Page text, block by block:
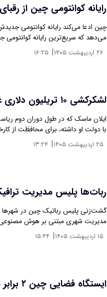
رایانه کوانتومی چین از
چین ادعا می‌کند رایانه کوانتومی
می‌دهد که سریع‌ترین رایانه کوانتومی
۲۶ اردیبهشت ۱۴۰۵ | ۱۶:۲۵
لشکرکشی ۱۰ تریلیون دلاری غول‌های تکنولوژی به چین
ایلان ماسک که در طول دوران دوم
با دولت او داشته، برای محافظت از
۲۵ اردیبهشت ۱۴۰۵ | ۱۳:۲۴
ربات‌ها پلیس مدیریت
گشت‌زنی پلیس رباتیک چین در شهرها
مدیریت شهری مبتنی بر هوش
۱۵ اردیبهشت ۱۴۰۵ | ۱۵:۴۴
ایستگاه فضایی چین ۲ برابر می‌شود